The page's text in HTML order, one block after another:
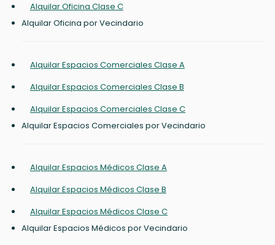
Alquilar Oficina Clase C
Alquilar Oficina por Vecindario
Alquilar Espacios Comerciales Clase A
Alquilar Espacios Comerciales Clase B
Alquilar Espacios Comerciales Clase C
Alquilar Espacios Comerciales por Vecindario
Alquilar Espacios Médicos Clase A
Alquilar Espacios Médicos Clase B
Alquilar Espacios Médicos Clase C
Alquilar Espacios Médicos por Vecindario